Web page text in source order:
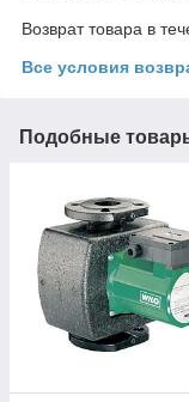
Возврат товара в
Все условия
Подобные